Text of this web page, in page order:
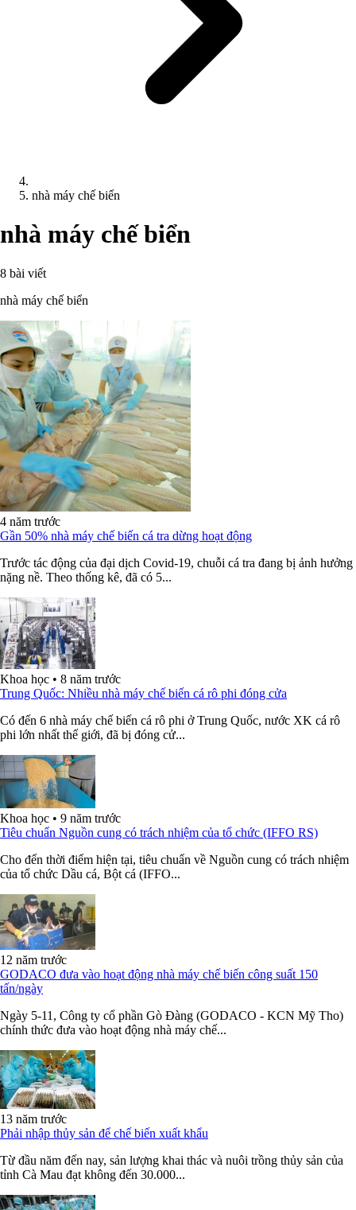
nhà máy chế biển
nhà máy chế biển
8 bài viết
nhà máy chế biển
4 năm trước
Gần 50% nhà máy chế biến cá tra dừng hoạt động
Trước tác động của đại dịch Covid-19, chuỗi cá tra đang bị ảnh hưởng
nặng nề. Theo thống kê, đã có 5...
Khoa học • 8 năm trước
Trung Quốc: Nhiều nhà máy chế biến cá rô phi đóng cửa
Có đến 6 nhà máy chế biến cá rô phi ở Trung Quốc, nước XK cá rô
phi lớn nhất thế giới, đã bị đóng cử...
Khoa học • 9 năm trước
Tiêu chuẩn Nguồn cung có trách nhiệm của tổ chức (IFFO RS)
Cho đến thời điểm hiện tại, tiêu chuẩn về Nguồn cung có trách nhiệm
của tổ chức Dầu cá, Bột cá (IFFO...
12 năm trước
GODACO đưa vào hoạt động nhà máy chế biến công suất 150
tấn/ngày
Ngày 5-11, Công ty cổ phần Gò Đàng (GODACO - KCN Mỹ Tho)
chính thức đưa vào hoạt động nhà máy chế...
13 năm trước
Phải nhập thủy sản để chế biến xuất khẩu
Từ đầu năm đến nay, sản lượng khai thác và nuôi trồng thủy sản của
tỉnh Cà Mau đạt không đến 30.000...